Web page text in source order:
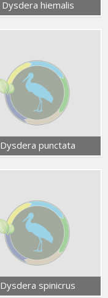
Dysdera hiemalis
Dysdera punctata
Dysdera spinicrus